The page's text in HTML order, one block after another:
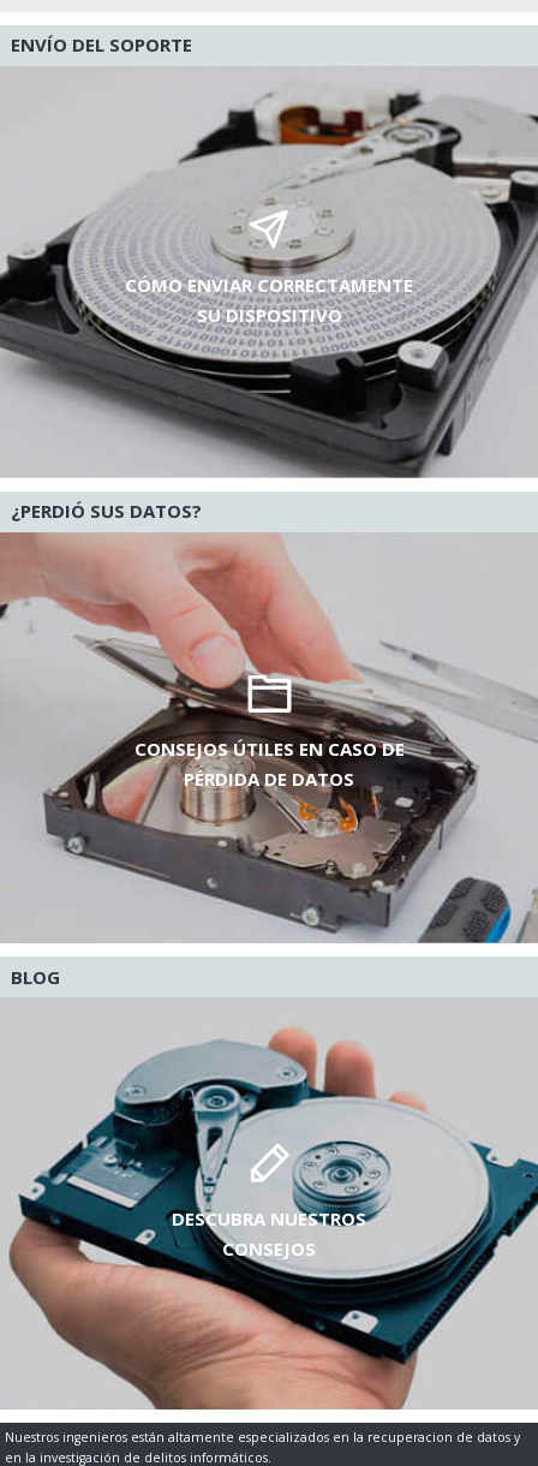
ENVÍO DEL SOPORTE
CÓMO ENVIAR CORRECTAMENTE
SU DISPOSITIVO
¿PERDIÓ SUS DATOS?
CONSEJOS ÚTILES EN CASO DE
PÉRDIDA DE DATOS
BLOG
DESCUBRA NUESTROS
CONSEJOS
Nuestros ingenieros están altamente especializados en la recuperacion de datos y
en la investigación de delitos informáticos.